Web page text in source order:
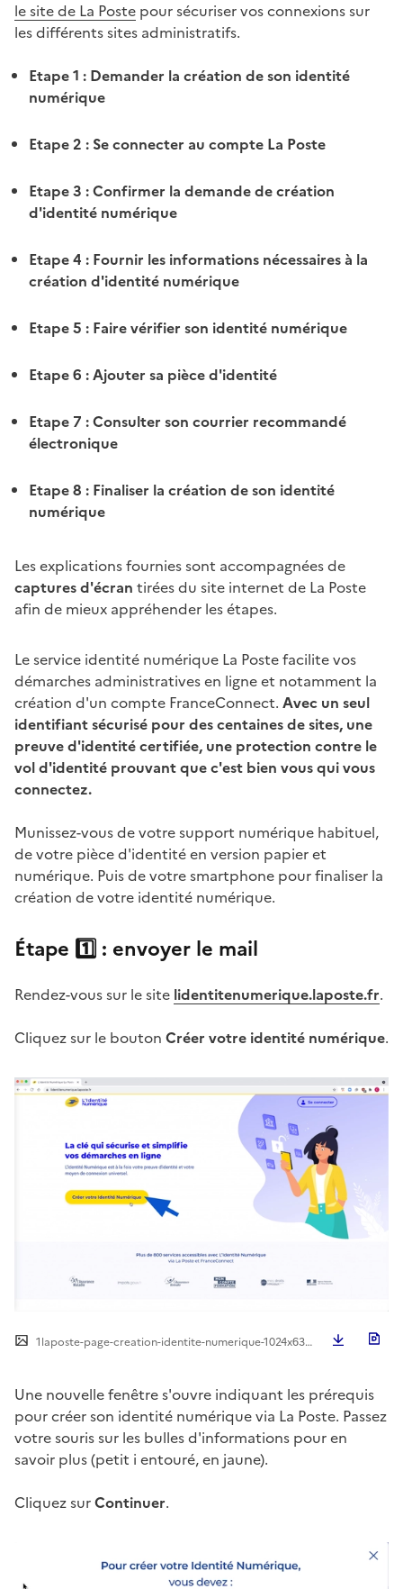
le site de La Poste pour sécuriser vos connexions sur
les différents sites administratifs.
Etape 1 : Demander la création de son identité
numérique
Etape 2 : Se connecter au compte La Poste
Etape 3 : Confirmer la demande de création
d'identité numérique
Etape 4 : Fournir les informations nécessaires à la
création d'identité numérique
Etape 5 : Faire vérifier son identité numérique
Etape 6 : Ajouter sa pièce d'identité
Etape 7 : Consulter son courrier recommandé
électronique
Etape 8 : Finaliser la création de son identité
numérique
Les explications fournies sont accompagnées de
captures d'écran tirées du site internet de La Poste
afin de mieux appréhender les étapes.
Le service identité numérique La Poste facilite vos
démarches administratives en ligne et notamment la
création d'un compte FranceConnect. Avec un seul
identifiant sécurisé pour des centaines de sites, une
preuve d'identité certifiée, une protection contre le
vol d'identité prouvant que c'est bien vous qui vous
connectez.
Munissez-vous de votre support numérique habituel,
de votre pièce d'identité en version papier et
numérique. Puis de votre smartphone pour finaliser la
création de votre identité numérique.
Étape 1️⃣ : envoyer le mail
Rendez-vous sur le site lidentitenumerique.laposte.fr.
Cliquez sur le bouton Créer votre identité numérique.
1laposte-page-creation-identite-numerique-1024x639.png
Une nouvelle fenêtre s'ouvre indiquant les prérequis
pour créer son identité numérique via La Poste. Passez
votre souris sur les bulles d'informations pour en
savoir plus (petit i entouré, en jaune).
Cliquez surContinuer.